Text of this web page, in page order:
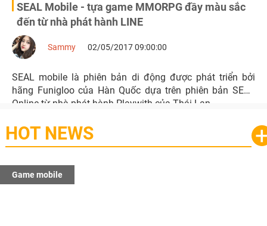
SEAL Mobile - tựa game MMORPG đầy màu sắc
đến từ nhà phát hành LINE
Sammy 02/05/2017 09:00:00
SEAL mobile là phiên bản di động được phát triển bởi
hãng Funigloo của Hàn Quốc dựa trên phiên bản SEAL
Online từ nhà phát hành Playwith của Thái Lan.
HOT NEWS
Game mobile